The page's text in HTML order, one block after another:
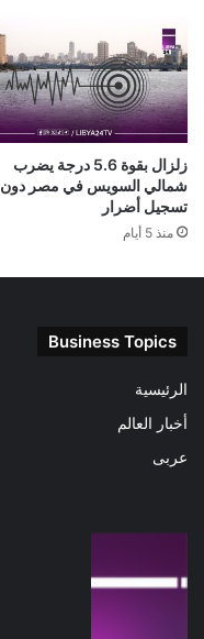
زلزال بقوة 5.6 درجة يضرب
شمالي السويس في مصر دون
تسجيل أضرار
منذ 5 أيام
Business Topics
الرئيسية
أخبار العالم
عربى